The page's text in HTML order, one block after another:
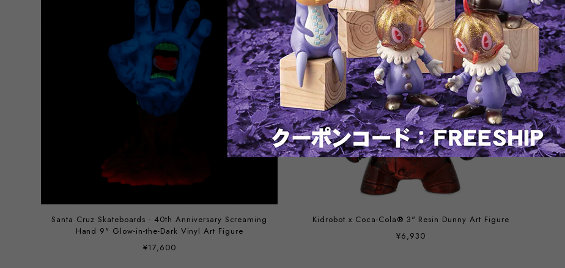
Santa Cruz Skateboards - 40th Anniversary Screaming
Hand 9" Glow-in-the-Dark Vinyl Art Figure
¥17,600
Kidrobot x Coca-Cola® 3" Resin Dunny Art Figure
¥6,930